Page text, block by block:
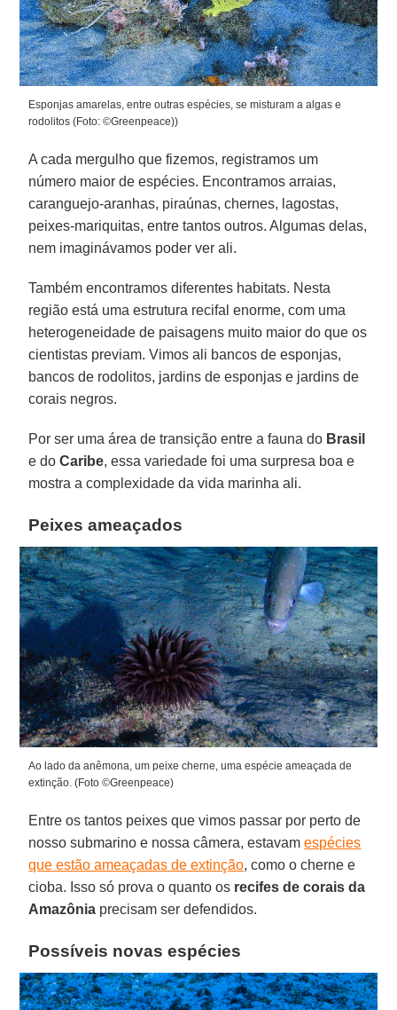
Esponjas amarelas, entre outras espécies, se misturam a algas e
rodolitos (Foto: ©Greenpeace))
A cada mergulho que fizemos, registramos um
número maior de espécies. Encontramos arraias,
caranguejo-aranhas, piraúnas, chernes, lagostas,
peixes-mariquitas, entre tantos outros. Algumas delas,
nem imaginávamos poder ver ali.
Também encontramos diferentes habitats. Nesta
região está uma estrutura recifal enorme, com uma
heterogeneidade de paisagens muito maior do que os
cientistas previam. Vimos ali bancos de esponjas,
bancos de rodolitos, jardins de esponjas e jardins de
corais negros.
Por ser uma área de transição entre a fauna do Brasil
e doCaribe, essa variedade foi uma surpresa boa e
mostra a complexidade da vida marinha ali.
Peixes ameaçados
Ao lado da anêmona, um peixe cherne, uma espécie ameaçada de
extinção. (Foto ©Greenpeace)
Entre os tantos peixes que vimos passar por perto de
nosso submarino e nossa câmera, estavamespécies
que estão ameaçadas de extinção, como o cherne e
cioba. Isso só prova o quanto os recifes de corais da
Amazônia precisam ser defendidos.
Possíveis novas espécies